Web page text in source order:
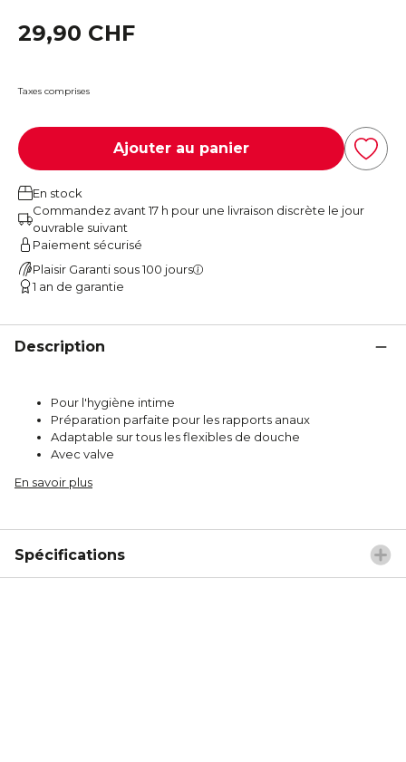
29,90 CHF
Taxes comprises
Ajouter au panier
En stock
Commandez avant 17 h pour une livraison discrète le jour
ouvrable suivant
Paiement sécurisé
Plaisir Garanti sous 100 jours
1 an de garantie
Description
Pour l'hygiène intime
Préparation parfaite pour les rapports anaux
Adaptable sur tous les flexibles de douche
Avec valve
En savoir plus
Spécifications